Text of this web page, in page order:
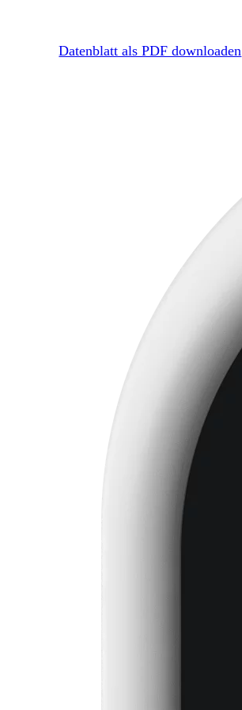
Datenblatt als PDF downloaden